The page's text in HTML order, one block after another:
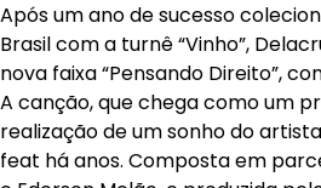
Após um ano de sucesso
Brasil com a turnê “Vinho”,
nova faixa “Pensando Direito”,
A canção, que chega como um
realização de um sonho do
feat há anos. Composta em